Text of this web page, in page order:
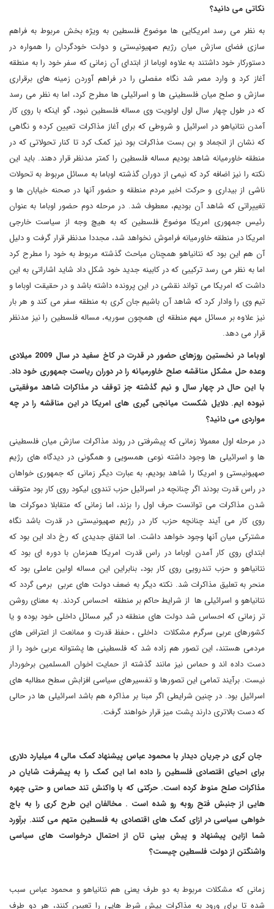
نکاتی می دانید؟
به نظر می رسد امریکایی ها موضوع فلسطین به ویژه بخش مربوط به فراهم
سازی فضای سازش میان رژیم صهیونیستی و دولت خودگردان را همواره در
دستورکار خود داشتند به علاوه اوباما از ابتدای آن زمانی که سفر خود را به منطقه
آغاز کرد و وارد مصر شد نگاه مفصلی را در فراهم آوردن زمینه های برقراری
سازش و صلح میان فلسطینی ها و اسرائیلی ها مطرح کرد، اما به نظر می رسد
که در طول چهار سال اول اولویت وی مساله فلسطین نبود، گو اینکه با روی کار
آمدن نتانیاهو در اسرائیل و شروطی که برای آغاز مذاکرات تعیین کرده و نگاهی
که نشان از انجماد و بن بست مذاکرات بود نیز کمک کرد تا کنار تحولاتی که در
منطقه خاورمیانه شاهد بودیم مساله فلسطین را کمتر مدنظر قرار دهند. باید این
نکته را نیز اضافه کرد که نیمی از دوران گذشته اوباما به مسائل مربوط به تحولات
ناشی از بیداری و حرکت اخیر مردم منطقه و حضور آنها در صحنه خیابان ها و
تغییراتی که شاهد آن بودیم، معطوف شد. در مرحله دوم حضور اوباما به عنوان
رئیس جمهوری امریکا موضوع فلسطین که به هیچ وجه از سیاست خارجی
امریکا در منطقه خاورمیانه فراموش نخواهد شد، مجددا مدنظر قرار گرفت و دلیل
آن هم این بود که نتانیاهو همچنان مباحث گذشته مربوط به خود را مطرح کرد
اما به نظر می رسد ترکیبی که در کابینه جدید خود شکل داد شاید اشاراتی به این
داشت که امریکا می تواند نقشی در این پرونده داشته باشد و در حقیقت اوباما و
تیم وی را وادار کرد که شاهد آن باشیم جان کری به منطقه سفر می کند و هر بار
نیز علاوه بر مسائل مهم منطقه ای همچون سوریه، مساله فلسطین را نیز مدنظر
قرار می دهد.
اوباما در نخستین روزهای حضور در قدرت در کاخ سفید در سال 2009 میلادی
وعده حل مشکل مناقشه صلح خاورمیانه را در دوران ریاست جمهوری خود داد.
با این حال در چهار سال و نیم گذشته جز توقف در مذاکرات شاهد موفقیتی
نبوده ایم. دلایل شکست میانجی گیری های امریکا در این مناقشه را در چه
مواردی می دانید؟
در مرحله اول معمولا زمانی که پیشرفتی در روند مذاکرات سازش میان فلسطینی
ها و اسرائیلی ها وجود داشته نوعی همسویی و همگونی در دیدگاه های رژیم
صهیونیستی و امریکا را شاهد بودیم، به عبارت دیگر زمانی که جمهوری خواهان
در راس قدرت بودند اگر چنانچه در اسرائیل حزب تندوی لیکود روی کار بود متوقف
شدن مذاکرات می توانست حرف اول را بزند، اما زمانی که متقابلا دموکرات ها
روی کار می آیند چنانچه حزب کار در رژیم صهیونیستی در قدرت باشد نگاه
مشترکی میان آنها وجود خواهد داشت. اما اتفاق جدیدی که رخ داد این بود که
ابتدای روی کار آمدن اوباما در راس قدرت امریکا همزمان با دوره ای بود که
نتانیاهو و حزب تندرویی روی کار بود، بنابراین این مساله اولین عاملی بود که
منحر به تعلیق مذاکرات شد. نکته دیگر به ضعف دولت های عربی برمی گردد که
نتانیاهو و اسرائیلی ها از شرایط حاکم بر منطقه احساس کردند. به معنای روشن
تر زمانی که احساس شد دولت های منطقه در گیر مسائل داخلی خود بوده و یا
کشورهای عربی سرگرم مشکلات داخلی ، حفظ قدرت و ممانعت از اعتراض های
مردمی هستند، این تصور هم زاده شد که فلسطینی ها پشتوانه عربی خود را از
دست داده اند و حماس نیز مانند گذشته از حمایت اخوان المسلمین برخوردار
نیست. برآیند تمامی این تصورها و تفسیرهای سیاسی افزابش سطح مطالبه های
اسرائیل بود. در چنین شرایطی اگر مبنا بر مذاکره هم باشد اسرائیلی ها در حالی
که دست بالاتری دارند پشت میز قرار خواهند گرفت.
جان کری در جریان دیدار با محمود عباس پیشنهاد کمک مالی 4 میلیارد دلاری
برای احیای اقتصادی فلسطین را داده اما این کمک را به پیشرفت شایان در
مذاکرات صلح منوط کرده است. حرکتی که با واکنش تند حماس و حتی چهره
هایی از جنبش فتح روبه رو شده است . مخالفان این طرح کری را به باج
خواهی سیاسی در ازای کمک های اقتصادی به فلسطین متهم می کنند. برآورد
شما ازاین پیشنهاد و پیش بینی تان از احتمال درخواست های سیاسی
واشنگتن از دولت فلسطین چیست؟
زمانی که مشکلات مربوط به دو طرف یعنی هم نتانیاهو و محمود عباس سبب
شده تا برای ورود به مذاکرات پیش شرط هایی را تعیین کنند، هر دو طرف